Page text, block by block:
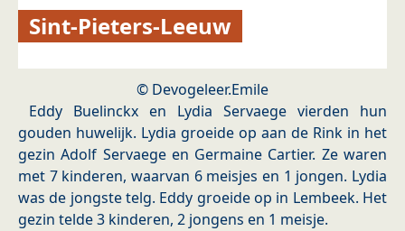
Sint-Pieters-Leeuw
© Devogeleer.Emile
Eddy Buelinckx en Lydia Servaege vierden hun
gouden huwelijk. Lydia groeide op aan de Rink in het
gezin Adolf Servaege en Germaine Cartier. Ze waren
met 7 kinderen, waarvan 6 meisjes en 1 jongen. Lydia
was de jongste telg. Eddy groeide op in Lembeek. Het
gezin telde 3 kinderen, 2 jongens en 1 meisje.